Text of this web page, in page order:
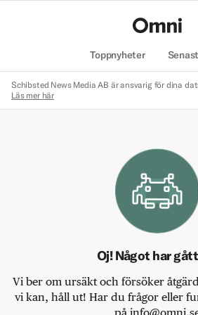
Toppnyheter
Schibsted News Media AB är ansvarig för dina
Läs mer här
Oj! Något har
Vi ber om ursäkt och försöker
vi kan, håll ut! Har du frågor eller